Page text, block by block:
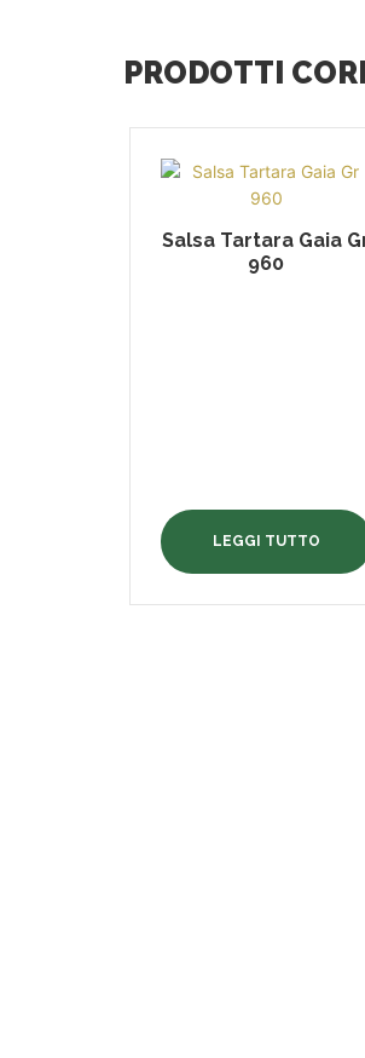
PRODOTTI
Salsa Tartara Gaia
960
LEGGI TUTTO